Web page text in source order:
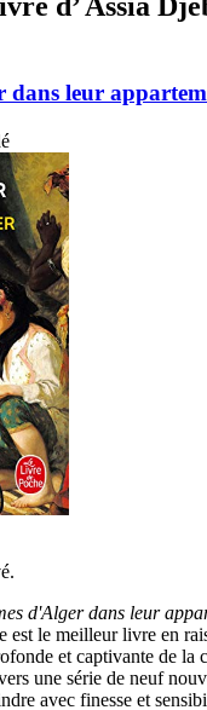
d’ Assia
dans leur
d'Alger dans leur
est le meilleur livre en
et captivante de la
une série de neuf
avec finesse et